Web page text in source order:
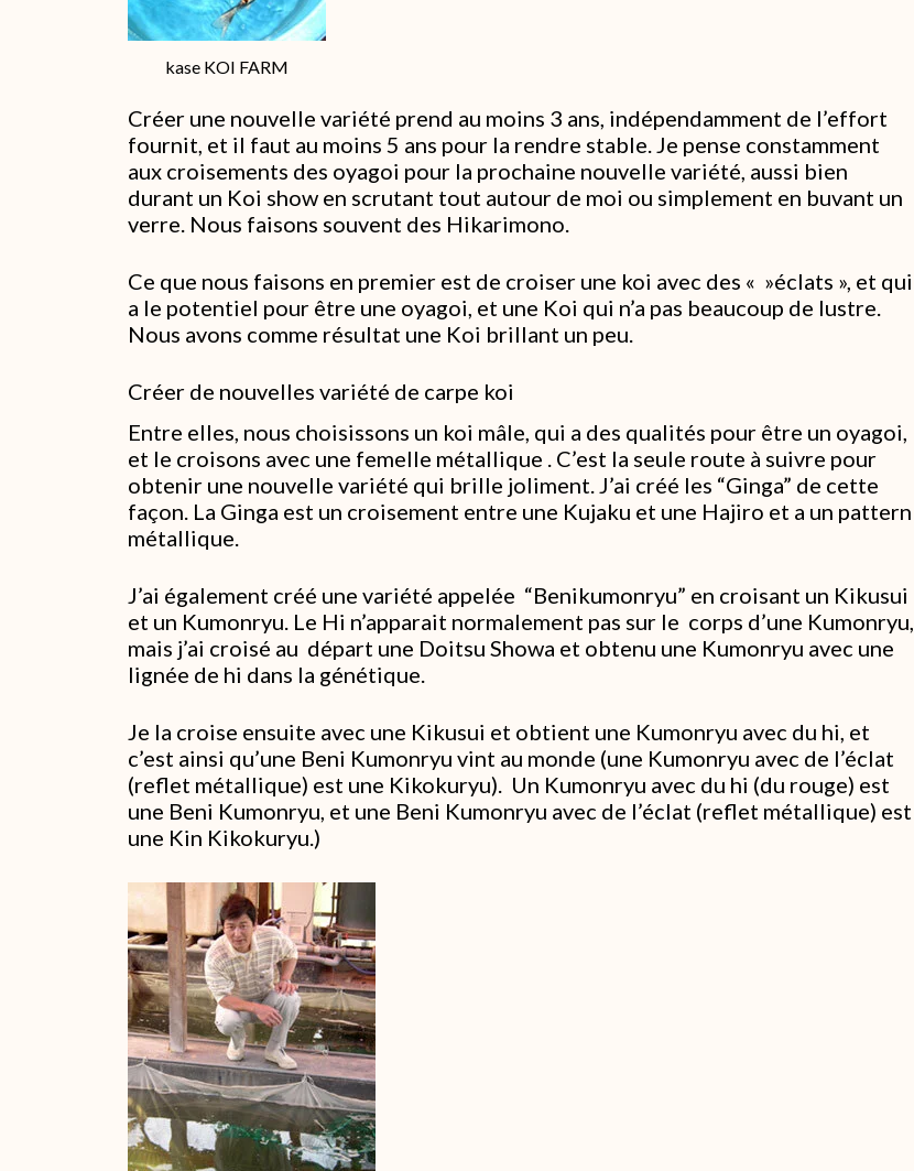
kase KOI FARM
Créer une nouvelle variété prend au moins 3 ans, indépendamment de l’effort
fournit, et il faut au moins 5 ans pour la rendre stable. Je pense constamment
aux croisements des oyagoi pour la prochaine nouvelle variété, aussi bien
durant un Koi show en scrutant tout autour de moi ou simplement en buvant un
verre. Nous faisons souvent des Hikarimono.
Ce que nous faisons en premier est de croiser une koi avec des « »éclats », et qui
a le potentiel pour être une oyagoi, et une Koi qui n’a pas beaucoup de lustre.
Nous avons comme résultat une Koi brillant un peu.
Créer de nouvelles variété de carpe koi
Entre elles, nous choisissons un koi mâle, qui a des qualités pour être un oyagoi,
et le croisons avec une femelle métallique . C’est la seule route à suivre pour
obtenir une nouvelle variété qui brille joliment. J’ai créé les “Ginga” de cette
façon. La Ginga est un croisement entre une Kujaku et une Hajiro et a un pattern
métallique.
J’ai également créé une variété appelée “Benikumonryu” en croisant un Kikusui
et un Kumonryu. Le Hi n’apparait normalement pas sur le corps d’une Kumonryu,
mais j’ai croisé au départ une Doitsu Showa et obtenu une Kumonryu avec une
lignée de hi dans la génétique.
Je la croise ensuite avec une Kikusui et obtient une Kumonryu avec du hi, et
c’est ainsi qu’une Beni Kumonryu vint au monde (une Kumonryu avec de l’éclat
(reflet métallique) est une Kikokuryu). Un Kumonryu avec du hi (du rouge) est
une Beni Kumonryu, et une Beni Kumonryu avec de l’éclat (reflet métallique) est
une Kin Kikokuryu.)